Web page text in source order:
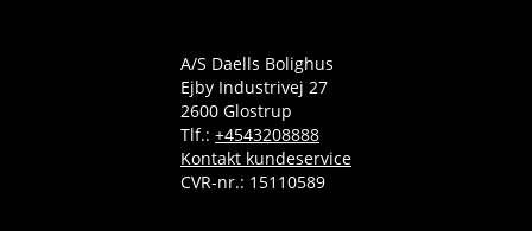
A/S Daells Bolighus
Ejby Industrivej 27
2600 Glostrup
Tlf.: +4543208888
Kontakt kundeservice
CVR-nr.: 15110589